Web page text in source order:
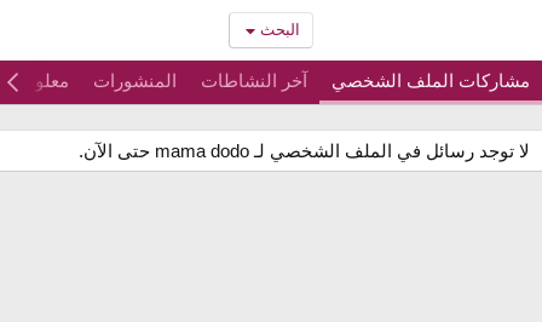
البحث
مشاركات الملف الشخصي آخر النشاطات المنشورات معلومات
لا توجد رسائل في الملف الشخصي لـ mama dodo حتى الآن.